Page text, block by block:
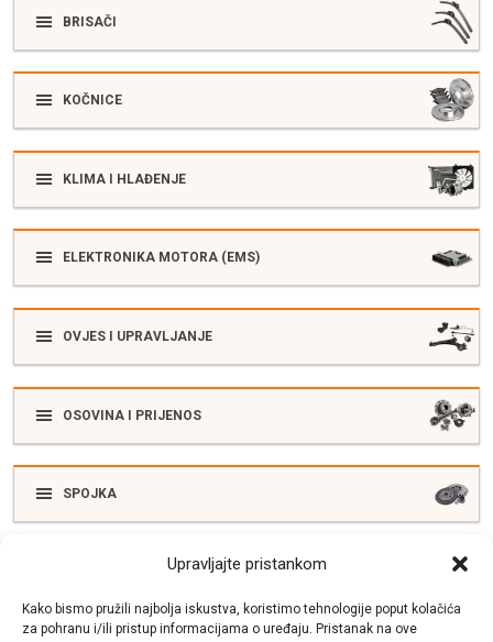
Upravljajte pristankom
Kako bismo pružili najbolja iskustva, koristimo tehnologije poput kolačića
za pohranu i/ili pristup informacijama o uređaju. Pristanak na ove
BRISAČI
KOČNICE
KLIMA I HLAĐENJE
ELEKTRONIKA MOTORA (EMS)
OVJES I UPRAVLJANJE
OSOVINA I PRIJENOS
SPOJKA